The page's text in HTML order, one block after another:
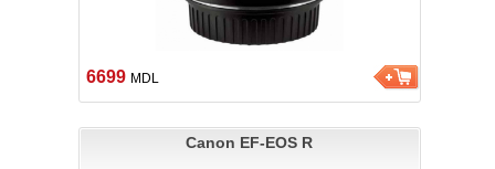
6699 MDL
Canon EF-EOS R